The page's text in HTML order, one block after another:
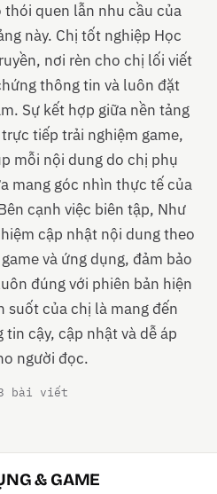
thói quen lẫn nhu cầu của
này. Chị tốt nghiệp Học
nơi rèn cho chị lối viết
thông tin và luôn đặt
Sự kết hợp giữa nền tảng
tiếp trải nghiệm game,
mỗi nội dung do chị phụ
mang góc nhìn thực tế của
cạnh việc biên tập, Như
cập nhật nội dung theo
và ứng dụng, đảm bảo
đúng với phiên bản hiện
suốt của chị là mang đến
cậy, cập nhật và dễ áp
người đọc.
bài viết
& GAME